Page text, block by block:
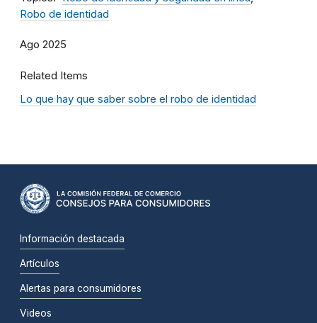
Robo de identidad
Ago 2025
Related Items
Lo que hay que saber sobre el robo de identidad
Información destacada
Artículos
Alertas para consumidores
Videos